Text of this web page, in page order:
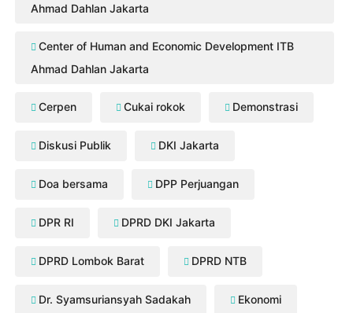
Ahmad Dahlan Jakarta
Center of Human and Economic Development ITB
Ahmad Dahlan Jakarta
Cerpen Cukai rokok Demonstrasi
Diskusi Publik DKI Jakarta
Doa bersama DPP Perjuangan
DPR RI DPRD DKI Jakarta
DPRD Lombok Barat DPRD NTB
Dr. Syamsuriansyah Sadakah Ekonomi